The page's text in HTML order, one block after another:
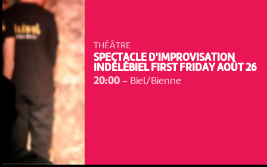
THÉÂTRE
SPECTACLE D'IMPROVISATION
INDÉLÉBIEL FIRST FRIDAY AOÛT 26
20:00- Biel/Bienne